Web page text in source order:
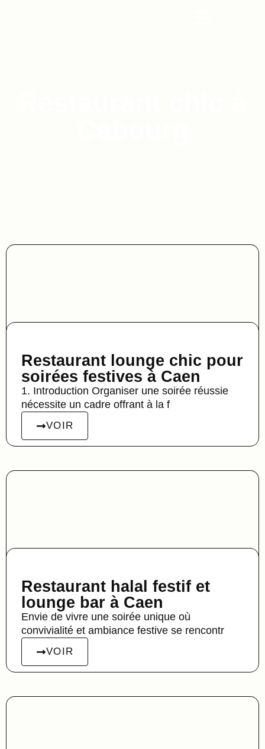
Restaurant lounge chic pour
soirées festives à Caen
1. Introduction Organiser une soirée réussie
nécessite un cadre offrant à la f
VOIR
Restaurant halal festif et
lounge bar à Caen
Envie de vivre une soirée unique où
convivialité et ambiance festive se rencontr
VOIR